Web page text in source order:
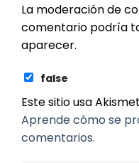
La moderación de
comentario podría
aparecer.
false
Este sitio usa
Aprende cómo se
comentarios.